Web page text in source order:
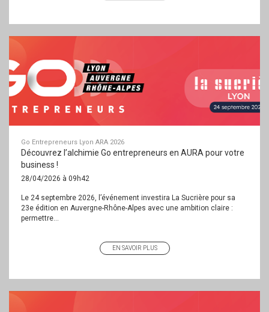
Go Entrepreneurs Lyon ARA 2026
Découvrez l’alchimie Go entrepreneurs en AURA pour votre
business !
28/04/2026 à 09h42
Le 24 septembre 2026, l’événement investira La Sucrière pour sa
23e édition en Auvergne-Rhône-Alpes avec une ambition claire :
permettre...
EN SAVOIR PLUS